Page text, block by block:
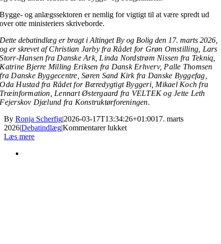
Bygge- og anlægssektoren er nemlig for vigtigt til at være spredt ud
over otte ministeriers skriveborde.
Dette debatindlæg er bragt i Altinget By og Bolig den 17. marts 2026,
og er skrevet afChristian Jarby fra Rådet for Grøn Omstilling, Lars
Storr-Hansenfra Danske Ark, Linda Nordstrøm Nissen fra Tekniq,
Katrine Bjerre Milling Eriksen fra Dansk Erhverv, Palle Thomsen
fra Danske Byggecentre,Søren Sand Kirk fra Danske Byggefag,
Oda Hustad fra Rådet for Bæredygtigt Byggeri, Mikael Koch fra
Træinformation, Lennart Østergaard fra VELTEK ogJette Leth
Fejerskov Djælund fra Konstruktørforeningen.
By Ronja Scherfig|2026-03-17T13:34:26+01:0017. marts
2026|Debatindlæg|Kommentarer lukkettil
Læs mere